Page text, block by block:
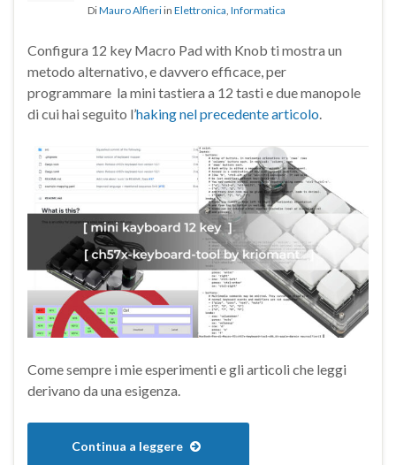
DiMauro Alfieri in Elettronica, Informatica
Configura 12 key Macro Pad with Knob ti mostra un
metodo alternativo, e davvero efficace, per
programmare la mini tastiera a 12 tasti e due manopole
di cui hai seguito l’haking nel precedente articolo.
Come sempre i mie esperimenti e gli articoli che leggi
derivano da una esigenza.
Continua a leggere